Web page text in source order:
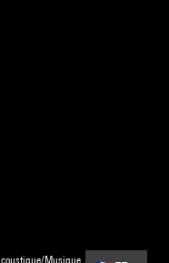
Musique